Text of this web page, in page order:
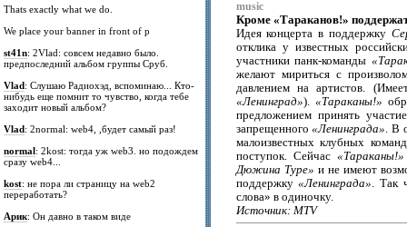
Thats exactly what we do.
We place your banner in front of p
st41n: 2Vlad: совсем недавно было.
предпоследний альбом группы Сруб.
Vlad: Слушаю Радиохэд, вспоминаю... Кто-
нибудь еще помнит то чувство, когда тебе
заходит новый альбом?
Vlad: 2normal: web4, ,будет самый раз!
normal: 2kost: тогда уж web3. но подождем
сразу web4...
kost: не пора ли страницу на web2
переработать?
Арик: Он давно в таком виде
music
Кроме «Тараканов!»
Идея концерта в поддержку
отклика у известных
участники панк-команды
желают мириться с
давлением на артистов.
«Ленинград»). «Тараканы!»
предложением принять
запрещенного«Ленинграда». В
малоизвестных клубных
поступок. Сейчас«Тараканы!»
Дюжина Туре» и не имеют
поддержку«Ленинграда». Так
слова» в одиночку.
Источник: MTV